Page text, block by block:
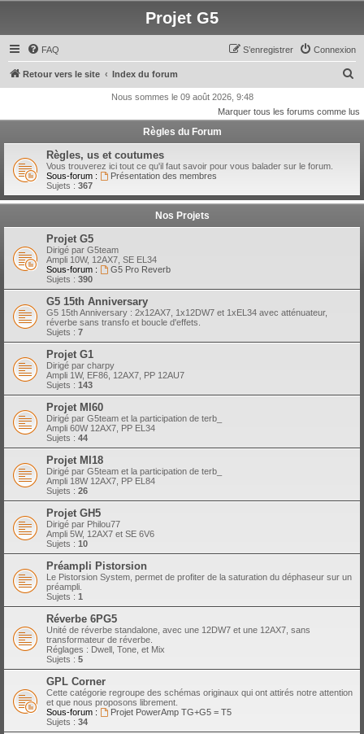
Projet G5
FAQ Connexion
S’enregistrer
Retour vers le site Index du forum
c
e
Nous sommes le 09 août 2026, 9:48
Marquer tous les forums comme lus
Règles du Forum
Règles, us et coutumes
Vous trouverez ici tout ce qu'il faut savoir pour vous balader sur le forum.
Sous-forum :
Présentation des membres
Sujets : 367
Nos Projets
Projet G5
Dirigé par G5team
Ampli 10W, 12AX7, SE EL34
Sous-forum :
G5 Pro Reverb
Sujets : 390
G5 15th Anniversary
G5 15th Anniversary : 2x12AX7, 1x12DW7 et 1xEL34 avec atténuateur,
réverbe sans transfo et boucle d'effets.
Sujets : 7
Projet G1
Dirigé par charpy
Ampli 1W, EF86, 12AX7, PP 12AU7
Sujets : 143
Projet MI60
Dirigé par G5team et la participation de terb_
Ampli 60W 12AX7, PP EL34
Sujets : 44
Projet MI18
Dirigé par G5team et la participation de terb_
Ampli 18W 12AX7, PP EL84
Sujets : 26
Projet GH5
Dirigé par Philou77
Ampli 5W, 12AX7 et SE 6V6
Sujets : 10
Préampli Pistorsion
Le Pistorsion System, permet de profiter de la saturation du déphaseur sur un
préampli.
Sujets : 1
Réverbe 6PG5
Unité de réverbe standalone, avec une 12DW7 et une 12AX7, sans
transformateur de réverbe.
Réglages : Dwell, Tone, et Mix
Sujets : 5
GPL Corner
Cette catégorie regroupe des schémas originaux qui ont attirés notre attention
et que nous proposons librement.
Sous-forum :
Projet PowerAmp TG+G5 = T5
Sujets : 34